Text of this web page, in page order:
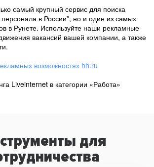
самый крупный сервис для поиска
в России*, но и один из самых
в Рунете. Используйте наши рекламные
вакансий вашей компании, а также
возможностях hh.ru
Liveinternet в категории «Работа»
для